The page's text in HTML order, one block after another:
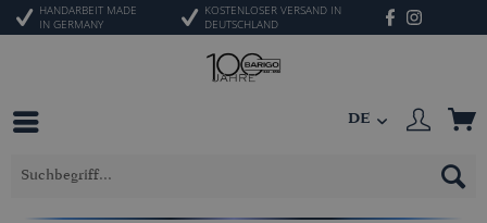
HANDARBEIT MADE
IN GERMANY
KOSTENLOSER VERSAND IN
DEUTSCHLAND
DE